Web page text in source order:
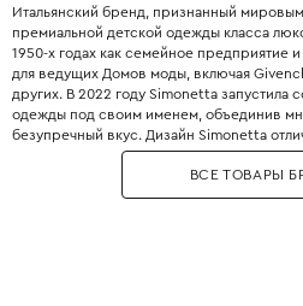
Итальянский бренд, признанный
премиальной детской одежды класса
1950-х годах как семейное предприятие
для ведущих Домов моды, включая
других. В 2022 году Simonetta запустила
одежды под своим именем, объединив
безупречный вкус. Дизайн Simonetta
элегантностью, вниманием к деталям и
тканей: тончайшая шерсть, хлопок-
в коллекциях занимают церемониальные
ВСЕ ТОВАРЫ